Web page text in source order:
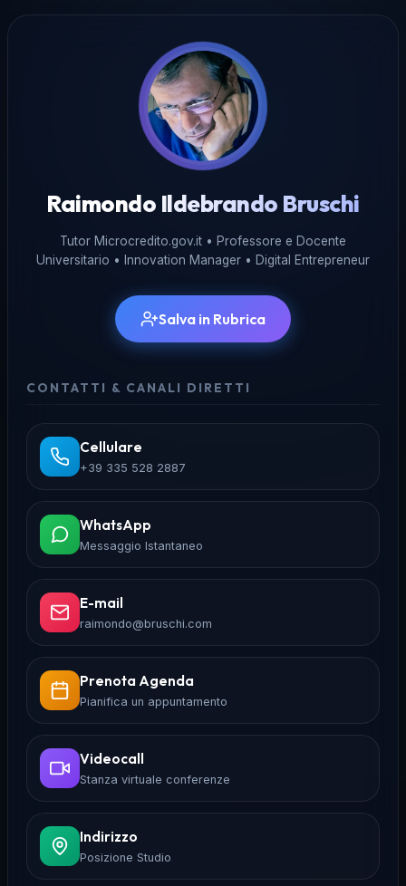
Raimondo Ildebrando Bruschi
Tutor Microcredito.gov.it • Professore e Docente
Universitario • Innovation Manager • Digital Entrepreneur
Salva in Rubrica
CONTATTI & CANALI DIRETTI
Cellulare
+39 335 528 2887
WhatsApp
Messaggio Istantaneo
E-mail
raimondo@bruschi.com
Prenota Agenda
Pianifica un appuntamento
Videocall
Stanza virtuale conferenze
Indirizzo
Posizione Studio